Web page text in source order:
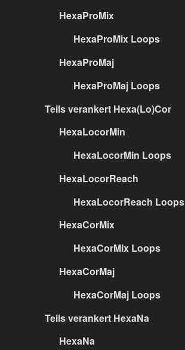
HexaProMix
HexaProMix Loops
HexaProMaj
HexaProMaj Loops
Teils verankert Hexa(Lo)Cor
HexaLocorMin
HexaLocorMin Loops
HexaLocorReach
HexaLocorReach Loops
HexaCorMix
HexaCorMix Loops
HexaCorMaj
HexaCorMaj Loops
Teils verankert HexaNa
HexaNa